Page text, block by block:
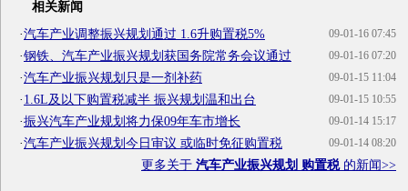
相关新闻
09-01-16 07:45
·汽车产业调整振兴规划通过 1.6升购置税5%
09-01-16 07:20
·钢铁、汽车产业振兴规划获国务院常务会议通过
09-01-15 11:04
·汽车产业振兴规划只是一剂补药
09-01-15 10:55
·1.6L及以下购置税减半 振兴规划温和出台
09-01-14 15:17
·振兴汽车产业规划将力保09年车市增长
09-01-14 08:20
·汽车产业振兴规划今日审议 或临时免征购置税
更多关于 汽车产业振兴规划 购置税的新闻>>